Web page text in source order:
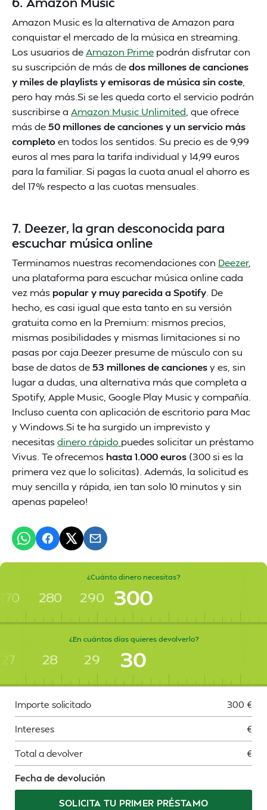
Amazon Music es la alternativa de Amazon para
conquistar el mercado de la música en streaming.
Los usuarios de Amazon Prime podrán disfrutar con
su suscripción de más dedos millones de canciones
y miles de playlists y emisoras de música sin coste
pero hay más.Si se les queda corto el servicio podrán
suscribirse a Amazon Music Unlimited , que ofrece
más de50 millones de canciones y un servicio más
completoen todos los sentidos. Su precio es de 9,99
euros al mes para la tarifa individual y 14,99 euros
para la familiar. Si pagas la cuota anual el ahorro es
del 17% respecto a las cuotas mensuales.
7. Deezer, la gran desconocida para
escuchar música online
Terminamos nuestras recomendaciones con Deezer,
una plataforma para escuchar música online cada
vez más popular y muy parecida a Spotify . De
hecho, es casi igual que esta tanto en su versión
gratuita como en la Premium: mismos precios,
mismas posibilidades y mismas limitaciones si no
pasas por caja.Deezer presume de músculo con su
base de datos de53 millones de cancionesy es, sin
lugar a dudas, una alternativa más que completa a
Spotify, Apple Music, Google Play Music y compañía.
Incluso cuenta con aplicación de escritorio para Mac
y Windows.Si te ha surgido un imprevisto y
necesitasdinero rápido puedes solicitar un préstamo
Vivus. Te ofrecemos hasta 1.000 euros (300 si es la
primera vez que lo solicitas). Además, la solicitud es
muy sencilla y rápida, ¡en tan solo 10 minutos y sin
apenas papeleo!
¿Cuánto dinero necesitas?
280 290 300
¿En cuántos días quieres devolverlo?
27 28 29 30
Importe solicitado 300 €
Intereses €
Total a devolver €
Fecha de devolución
SOLICITA TU PRIMER PRÉSTAMO